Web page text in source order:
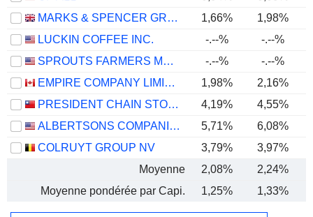
MARKS & SPENCER GROUP PLC
1,66% 1,98%
LUCKIN COFFEE INC.
-.--% -.--%
SPROUTS FARMERS MARKET, INC.
-.--% -.--%
EMPIRE COMPANY LIMITED
1,98%
2,16%
PRESIDENT CHAIN STORE CORPORATION
4,19% 4,55%
ALBERTSONS COMPANIES, INC.
5,71% 6,08%
COLRUYT GROUP NV
3,79% 3,97%
Moyenne
2,08% 2,24%
Moyenne pondérée par Capi.
1,25% 1,33%